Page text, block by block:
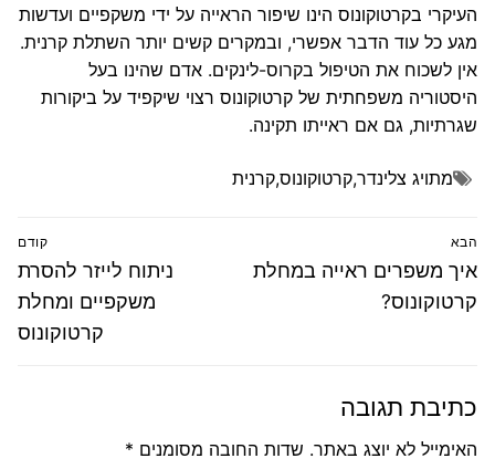
העיקרי בקרטוקונוס הינו שיפור הראייה על ידי משקפיים ועדשות
מגע כל עוד הדבר אפשרי, ובמקרים קשים יותר השתלת קרנית.
אין לשכוח את הטיפול בקרוס-לינקים. אדם שהינו בעל
היסטוריה משפחתית של קרטוקונוס רצוי שיקפיד על ביקורות
שגרתיות, גם אם ראייתו תקינה.
מתויג צלינדר,קרטוקונוס,קרנית
ניווט קודם
פוסט
קודם:
ניתוח לייזר להסרת
משקפיים ומחלת
קרטוקונוס
הבא
הפוסט
הבא:
איך משפרים ראייה במחלת
קרטוקונוס?
כתיבת תגובה
האימייל לא יוצג באתר. שדות החובה מסומנים *